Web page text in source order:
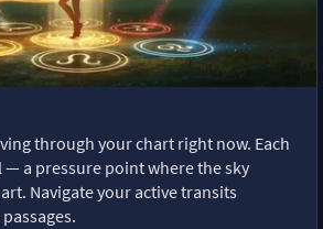
through your chart right now. Each
a pressure point where the sky
Navigate your active transits